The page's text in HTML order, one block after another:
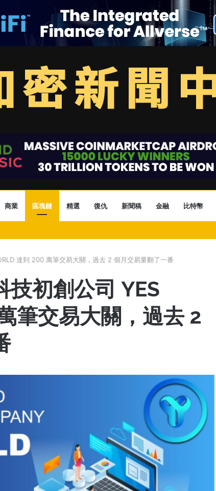
商業 區塊鏈 精選 復仇 新聞稿 金融 比特幣
達到 200 萬筆交易大關，過去 2 個月交易量翻了一番
技初創公司 YES
筆交易大關，過去 2